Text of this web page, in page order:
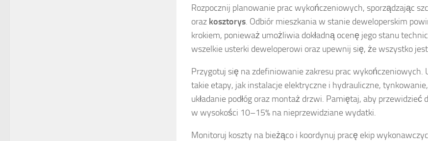
Rozpocznij planowanie prac wykończeniowych, sporządzając
oraz kosztorys. Odbiór mieszkania w stanie deweloperskim
krokiem, ponieważ umożliwia dokładną ocenę jego stanu
wszelkie usterki deweloperowi oraz upewnij się, że wszystko
Przygotuj się na zdefiniowanie zakresu prac wykończeniowych.
takie etapy, jak instalacje elektryczne i hydrauliczne,
układanie podłóg oraz montaż drzwi. Pamiętaj, aby przewidzieć
w wysokości 10–15% na nieprzewidziane wydatki.
Monitoruj koszty na bieżąco i koordynuj pracę ekip